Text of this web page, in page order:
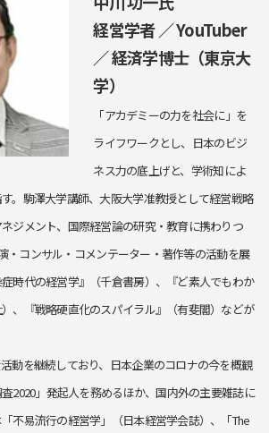
経営学者 ／ YouTuber
／ 経済学博士（東京大
学）
「アカデミーの力を社会に」を
ライフワークとし、日本のビジ
ネス力の底上げと、学術知によ
。駒澤大学講師、大阪大学准教授として経営戦略
ジメント、国際経営論の研究・教育に携わりつ
・コンサル・コメンテーター・著作等の活動を展
時代の経営学』（千倉書房）、『ど素人でもわか
、『戦略硬直化のスパイラル』（有斐閣）などが
動を継続しており、日本企業のコロナの今を概観
2020」発起人を務めるほか、国内外の主要雑誌に
不易流行の経営学」（日本経営学会誌）、「The